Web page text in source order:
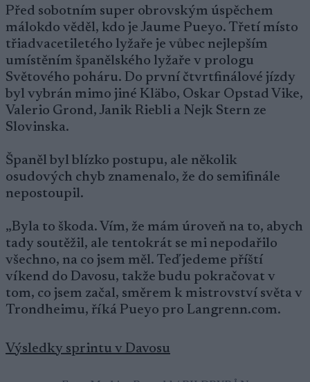
Před sobotním super obrovským úspěchem
málokdo věděl, kdo je Jaume Pueyo. Třetí místo
třiadvacetiletého lyžaře je vůbec nejlepším
umístěním španělského lyžaře v prologu
Světového poháru. Do první čtvrtfinálové jízdy
byl vybrán mimo jiné Kläbo, Oskar Opstad Vike,
Valerio Grond, Janik Riebli a Nejk Stern ze
Slovinska.
Španěl byl blízko postupu, ale několik
osudových chyb znamenalo, že do semifinále
nepostoupil.
„Byla to škoda. Vím, že mám úroveň na to, abych
tady soutěžil, ale tentokrát se mi nepodařilo
všechno, na co jsem měl. Teď jedeme příští
víkend do Davosu, takže budu pokračovat v
tom, co jsem začal, směrem k mistrovství světa v
Trondheimu, říká Pueyo pro Langrenn.com.
Výsledky sprintu v Davosu